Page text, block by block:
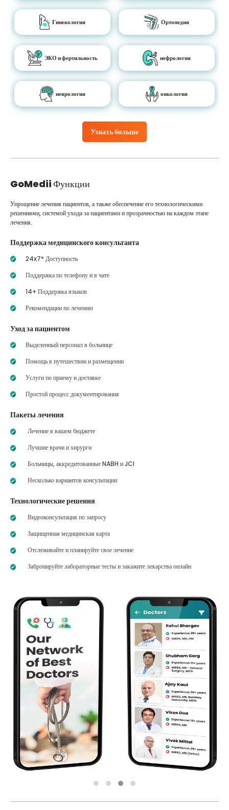
Узнать больше
Гинекология Ортопедия
ЭКО и фертильность нефрология
неврология онкология
GoMediiФункции
Упрощение лечения пациентов, а также обеспечение его технологическими
решениями, системой ухода за пациентами и прозрачностью на каждом этапе
лечения.
Поддержка медицинского консультанта
24x7* Доступность
Поддержка по телефону и в чате
14+ Поддержка языков
Рекомендации по лечению
Уход за пациентом
Выделенный персонал в больнице
Помощь в путешествии и размещении
Услуги по приему и доставке
Простой процесс документирования
Пакеты лечения
Лечение в вашем бюджете
Лучшие врачи и хирурги
Больницы, аккредитованные NABH и JCI
Несколько вариантов консультации
Технологические решения
Видеоконсультация по запросу
Защищенная медицинская карта
Отслеживайте и планируйте свое лечение
Забронируйте лабораторные тесты и закажите лекарства онлайн